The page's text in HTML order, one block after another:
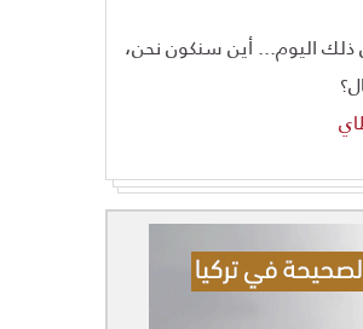
ذلك اليوم... أين سنكون نحن،